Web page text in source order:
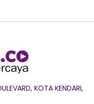
KOTA KENDARI,